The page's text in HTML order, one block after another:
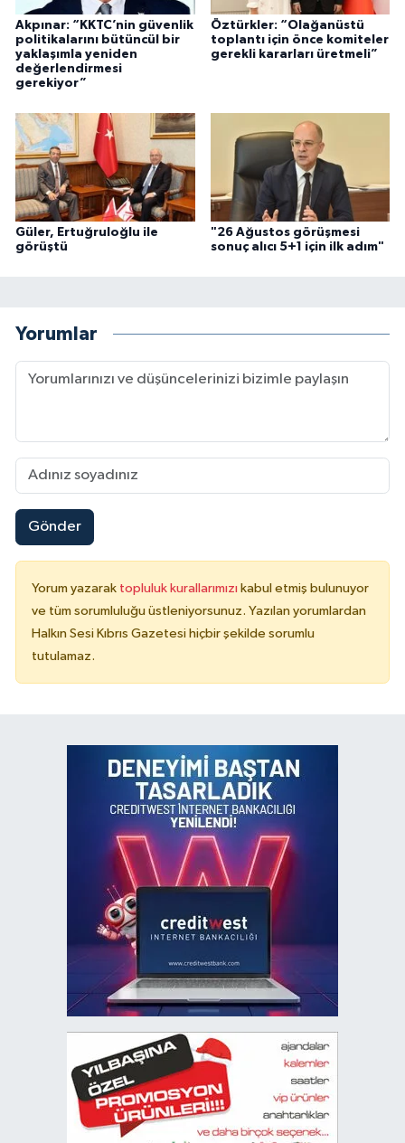
Akpınar: “KKTC’nin güvenlik
politikalarını bütüncül bir
yaklaşımla yeniden
değerlendirmesi
gerekiyor”
Öztürkler: “Olağanüstü
toplantı için önce komiteler
gerekli kararları üretmeli”
Güler, Ertuğruloğlu ile
görüştü
"26 Ağustos görüşmesi
sonuç alıcı 5+1 için ilk adım"
Yorumlar
Gönder
Yorum yazarak topluluk kurallarımızı kabul etmiş bulunuyor
ve tüm sorumluluğu üstleniyorsunuz. Yazılan yorumlardan
Halkın Sesi Kıbrıs Gazetesi hiçbir şekilde sorumlu
tutulamaz.